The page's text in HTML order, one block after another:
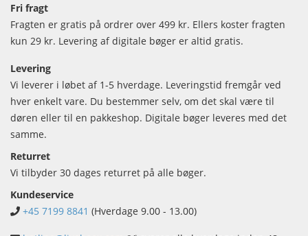
Fri fragt
Fragten er gratis på ordrer over 499 kr. Ellers koster fragten
kun 29 kr. Levering af digitale bøger er altid gratis.
Levering
Vi leverer i løbet af 1-5 hverdage. Leveringstid fremgår ved
hver enkelt vare. Du bestemmer selv, om det skal være til
døren eller til en pakkeshop. Digitale bøger leveres med det
samme.
Returret
Vi tilbyder 30 dages returret på alle bøger.
Kundeservice
+45 7199 8841 (Hverdage 9.00 - 13.00)